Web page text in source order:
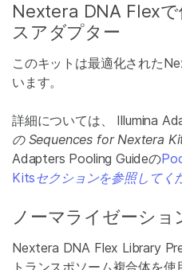
Nextera DNA Flex
スアダプター
このキットは最適化された
います。
詳細については、 Illumina
の Sequences for Nextera
Adapters Pooling Guideの
Kitsセクションを参照してく
ノーマライゼーショ
Nextera DNA Flex Library
トランスポソーム複合体を